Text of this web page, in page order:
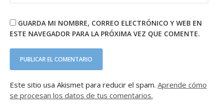
GUARDA MI NOMBRE, CORREO ELECTRÓNICO Y WEB EN
ESTE NAVEGADOR PARA LA PRÓXIMA VEZ QUE COMENTE.
Este sitio usa Akismet para reducir el spam. Aprende cómo
se procesan los datos de tus comentarios.